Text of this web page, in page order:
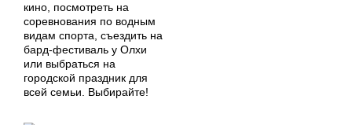
кино, посмотреть на
соревнования по водным
видам спорта, съездить на
бард-фестиваль у Олхи
или выбраться на
городской праздник для
всей семьи. Выбирайте!